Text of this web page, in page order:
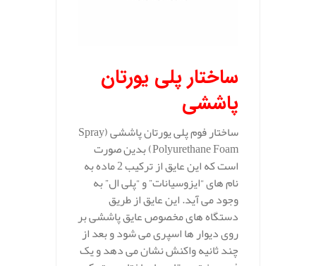
ساختار پلی یورتان
پاششی
ساختار فوم پلی یورتان پاششی (Spray
Polyurethane Foam) بدین صورت
است که این عایق از ترکیب 2 ماده به
نام های “ایزوسیانات” و “پلی‌ ال” به
وجود می آید. این عایق از طریق
دستگاه های مخصوص عایق پاششی بر
روی دیوار ها اسپری می شود و بعد از
چند ثانیه واکنش نشان می دهد و یک